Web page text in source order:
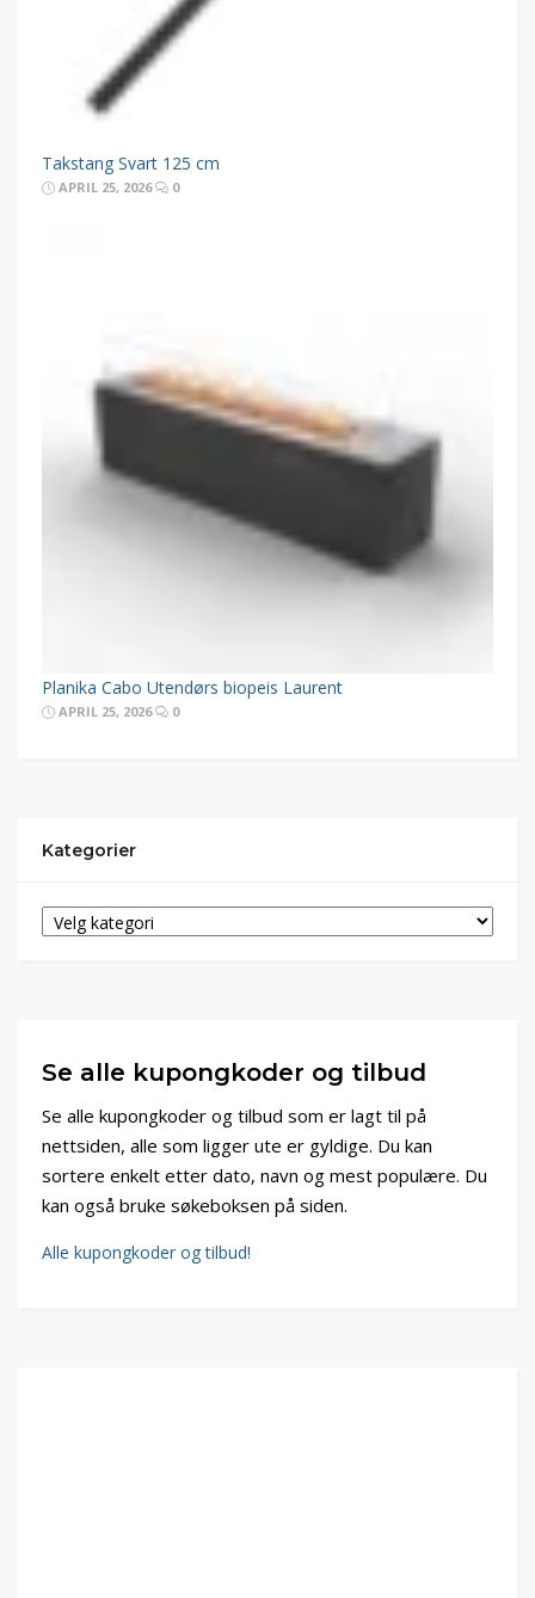
Takstang Svart 125 cm
APRIL 25, 2026 0
Planika Cabo Utendørs biopeis Laurent
APRIL 25, 2026 0
Kategorier
Se alle kupongkoder og tilbud
Se alle kupongkoder og tilbud som er lagt til på
nettsiden, alle som ligger ute er gyldige. Du kan
sortere enkelt etter dato, navn og mest populære. Du
kan også bruke søkeboksen på siden.
Alle kupongkoder og tilbud!